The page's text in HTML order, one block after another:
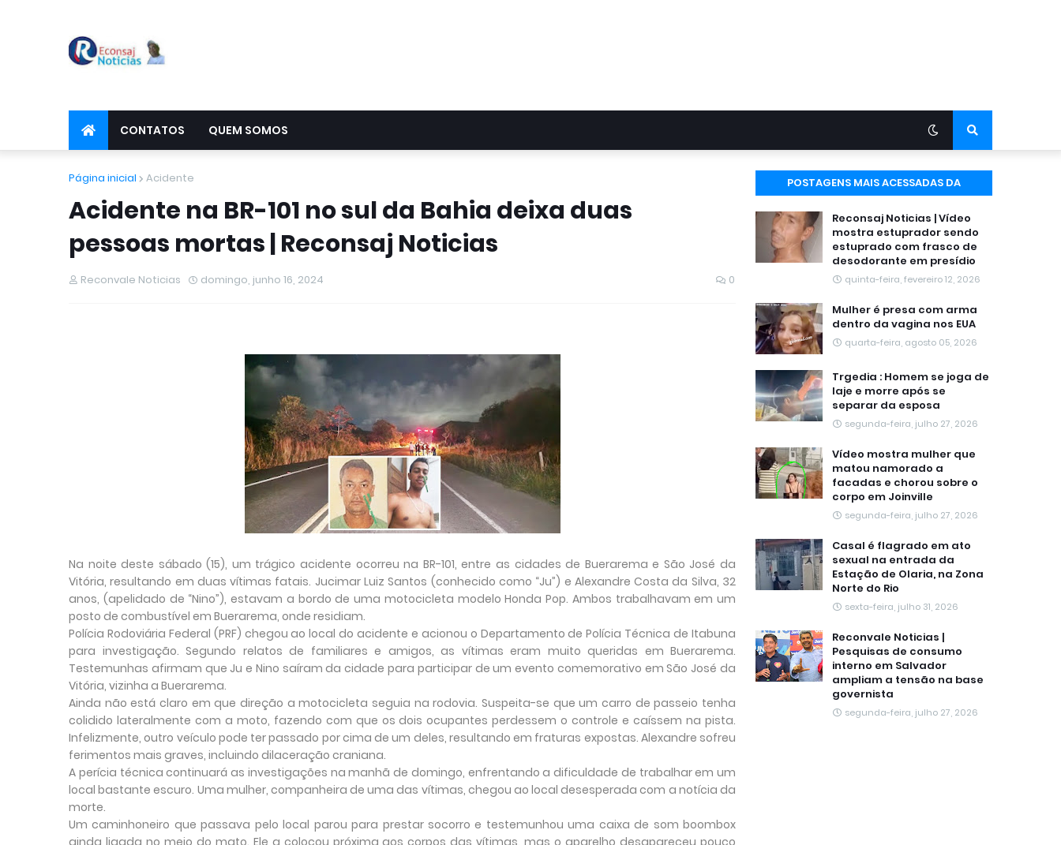
CONTATOS QUEM SOMOS
Página inicial Acidente
Acidente na BR-101 no sul da Bahia deixa duas
pessoas mortas | Reconsaj Noticias
Reconvale Noticias domingo, junho 16, 2024 0
Na noite deste sábado (15), um trágico acidente ocorreu na BR-101, entre as cidades de Buerarema e São José da
Vitória, resultando em duas vítimas fatais. Jucimar Luiz Santos (conhecido como “Ju”) e Alexandre Costa da Silva, 32
anos, (apelidado de “Nino”), estavam a bordo de uma motocicleta modelo Honda Pop. Ambos trabalhavam em um
posto de combustível em Buerarema, onde residiam.
Polícia Rodoviária Federal (PRF) chegou ao local do acidente e acionou o Departamento de Polícia Técnica de Itabuna
para investigação. Segundo relatos de familiares e amigos, as vítimas eram muito queridas em Buerarema.
Testemunhas afirmam que Ju e Nino saíram da cidade para participar de um evento comemorativo em São José da
Vitória, vizinha a Buerarema.
Ainda não está claro em que direção a motocicleta seguia na rodovia. Suspeita-se que um carro de passeio tenha
colidido lateralmente com a moto, fazendo com que os dois ocupantes perdessem o controle e caíssem na pista.
Infelizmente, outro veículo pode ter passado por cima de um deles, resultando em fraturas expostas. Alexandre sofreu
ferimentos mais graves, incluindo dilaceração craniana.
A perícia técnica continuará as investigações na manhã de domingo, enfrentando a dificuldade de trabalhar em um
local bastante escuro. Uma mulher, companheira de uma das vítimas, chegou ao local desesperada com a notícia da
morte.
Um caminhoneiro que passava pelo local parou para prestar socorro e testemunhou uma caixa de som boombox
ainda ligada no meio do mato. Ele a colocou próxima aos corpos das vítimas, mas o aparelho desapareceu pouco
POSTAGENS MAIS ACESSADAS DA
Reconsaj Noticias | Vídeo
mostra estuprador sendo
estuprado com frasco de
desodorante em presídio
quinta-feira, fevereiro 12, 2026
Mulher é presa com arma
dentro da vagina nos EUA
quarta-feira, agosto 05, 2026
Trgedia : Homem se joga de
laje e morre após se
separar da esposa
segunda-feira, julho 27, 2026
Vídeo mostra mulher que
matou namorado a
facadas e chorou sobre o
corpo em Joinville
segunda-feira, julho 27, 2026
Casal é flagrado em ato
sexual na entrada da
Estação de Olaria, na Zona
Norte do Rio
sexta-feira, julho 31, 2026
Reconvale Noticias |
Pesquisas de consumo
interno em Salvador
ampliam a tensão na base
governista
segunda-feira, julho 27, 2026